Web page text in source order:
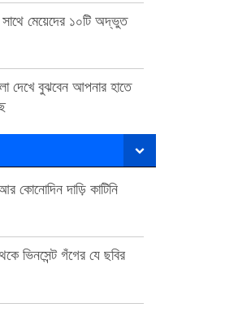
সাথে মেয়েদের ১০টি অদ্ভুত
দেখে বুঝবেন আপনার হাতে
কোনোদিন দাড়ি কাটিনি
ভিনসেন্ট গঁগের যে ছবির